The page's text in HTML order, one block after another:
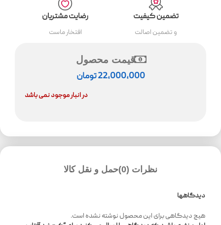
تضمین کیفیت
و تضمین اصالت
رضایت مشتریان
افتخار ماست
قیمت محصول
22,000,000تومان
در انبار موجود نمی باشد
نظرات (0) حمل و نقل کالا
دیدگاهها
هیچ دیدگاهی برای این محصول نوشته نشده است.